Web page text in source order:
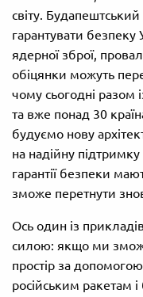
світу.
гарантувати безпеку
ядерної зброї,
обіцянки можуть
чому сьогодні разом
та вже понад 30
будуємо нову
на надійну
гарантії безпеки
зможе перетнути
Ось один із
силою: якщо ми
простір за допомогою
російським ракетам